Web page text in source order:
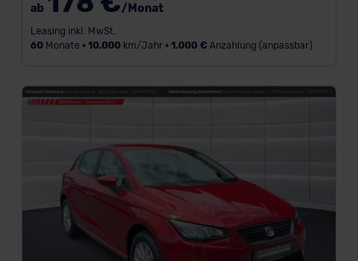
ab /Monat
Leasing inkl. MwSt.
60Monate • 10.000km/Jahr • 1.000 €Anzahlung (anpassbar)